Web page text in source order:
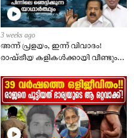
3 weeks ago
അന്ന് പ്രളയം, ഇന്ന് വിവാദം!
രാഷ്ട്രീയ കളികൾക്കായി വീണ്ടും